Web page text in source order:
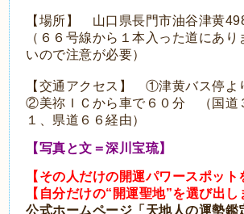
【場所】 山口県長門市油谷津黄
（６６号線から１本入った道にあ
いので注意が必要）
【交通アクセス】 ①津黄バス停
②美祢ＩＣから車で６０分 （国道
１、県道６６経由）
【写真と文＝深川宝琉】
【その人だけの開運パワースポット
【自分だけの“開運聖地”を選び出し
公式ホームページ「天地人の運勢鑑